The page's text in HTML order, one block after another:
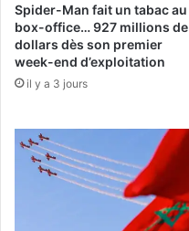
Spider-Man fait un tabac au
box-office… 927 millions de
dollars dès son premier
week-end d’exploitation
il y a 3 jours